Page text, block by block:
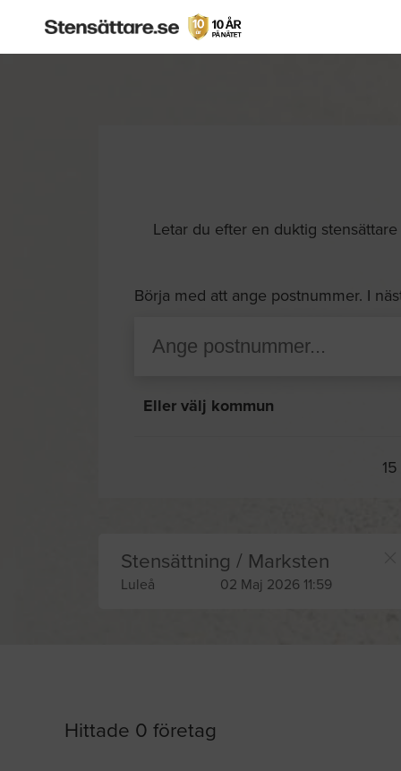
Letar du efter en duktig
Börja med att ange postnummer. I
Eller välj kommun
Stensättning / Marksten
Luleå 02 Maj 2026 11:59
Hittade 0 företag